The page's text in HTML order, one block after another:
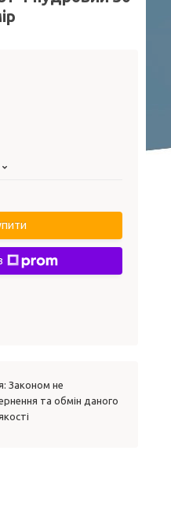
Законом не
та обмін даного